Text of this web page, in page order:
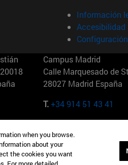
Información
Accesibilidad
Campus Madrid
Calle Marquesado de
28027 Madrid España
T.+34 914 51 43 41
York Maria-Theresia-Straße
Múnich Alemania
when you browse.
about your
the cookies you want